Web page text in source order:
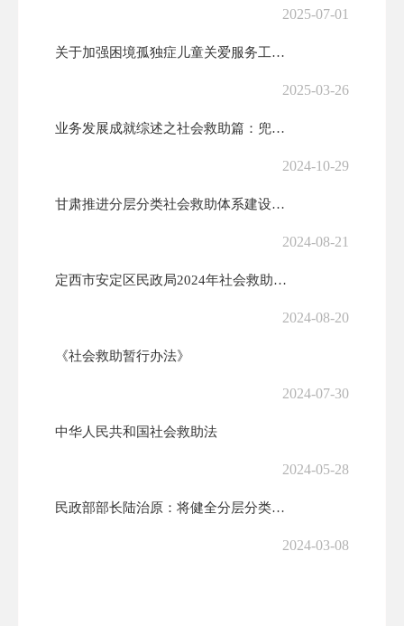
2025-07-01
关于加强困境孤独症儿童关爱服务工作的通知
2025-03-26
业务发展成就综述之社会救助篇：兜住兜准兜牢基本民生底线
2024-10-29
甘肃推进分层分类社会救助体系建设——这样的社会救助更精准更及时更暖心
2024-08-21
定西市安定区民政局2024年社会救助政策宣传‖最低生活保障
2024-08-20
《社会救助暂行办法》
2024-07-30
中华人民共和国社会救助法
2024-05-28
民政部部长陆治原：将健全分层分类社会救助体系
2024-03-08